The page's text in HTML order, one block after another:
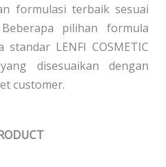
formulasi terbaik sesuai
pilihan formula
LENFI COSMETIC
disesuaikan dengan
customer.